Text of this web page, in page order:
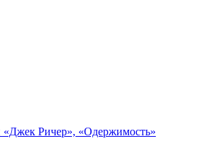
«Джек Ричер», «Одержимость»